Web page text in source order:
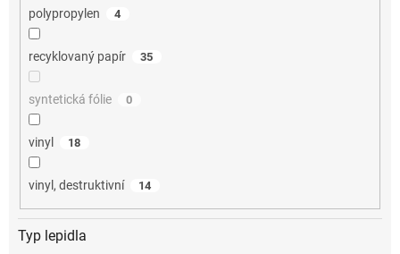
polypropylen 4
recyklovaný papír 35
syntetická fólie 0
vinyl 18
vinyl, destruktivní 14
Typ lepidla